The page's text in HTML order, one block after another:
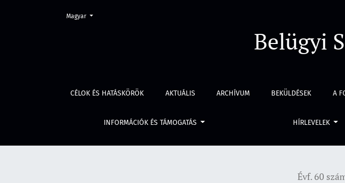
„Nehéz ember hírében állok” Beszélgetés Budapest rendőrfőkapitányával
Belügyi
CÉLOK ÉS HATÁSKÖRÖK AKTUÁLIS ARCHÍVUM BEKÜLDÉSEK A
INFORMÁCIÓK ÉS TÁMOGATÁS HÍRLEVELEK
Change the language. The current language is:
Magyar
Évf. 60